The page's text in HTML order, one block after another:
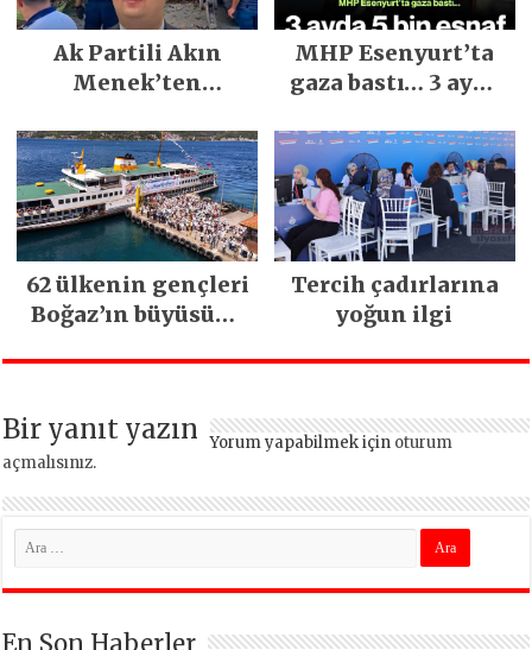
Ak Partili Akın
Menek’ten
heyelan sonrası
kritik uyarı
MHP Esenyurt’ta
gaza bastı… 3 ayda
edildi
62 ülkenin gençleri
Boğaz’ın büyüsüne
Tercih çadırlarına
yoğun ilgi
Bir yanıt yazın Yorum yapabilmek için oturum
açmalısınız.
En Son Haberler